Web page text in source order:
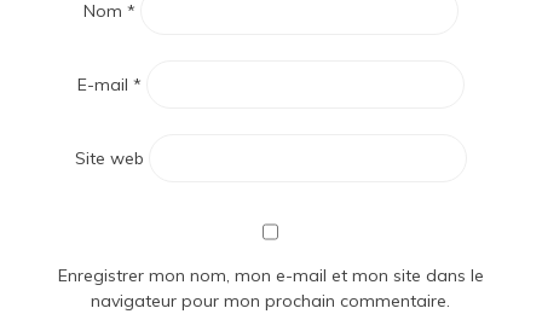
Nom *
E-mail *
Site web
Enregistrer mon nom, mon e-mail et mon site dans le
navigateur pour mon prochain commentaire.